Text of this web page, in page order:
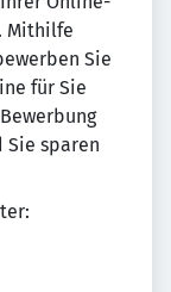
Mithilfe
Sie
für Sie
sparen